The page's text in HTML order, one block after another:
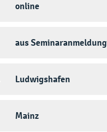
online
aus Seminaranmeldung
Ludwigshafen
Mainz